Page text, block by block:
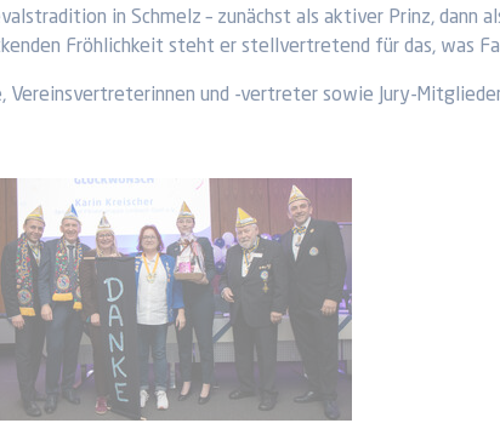
in Schmelz – zunächst als aktiver Prinz,
Fröhlichkeit steht er stellvertretend für das, was
Vereinsvertreterinnen und -vertreter sowie Jury-